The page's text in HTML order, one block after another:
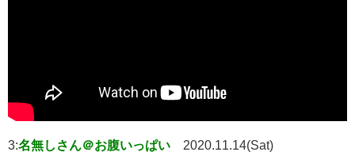
3:名無しさん＠お腹いっぱい
2020.11.14(Sat)